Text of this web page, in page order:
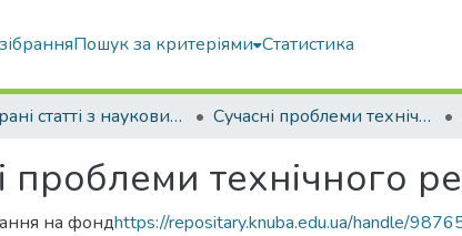
Пошук за критеріями Статистика
Вибрані статті з наукових збірників КНУБА Сучасні проблеми технічного регулювання у будівництві
проблеми технічного
на фондhttps://repositary.knuba.edu.ua/handle/